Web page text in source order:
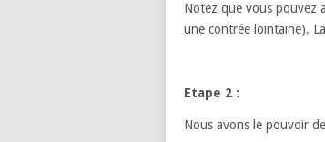
Notez que vous pouvez
une contrée lointaine).
Etape 2 :
Nous avons le pouvoir